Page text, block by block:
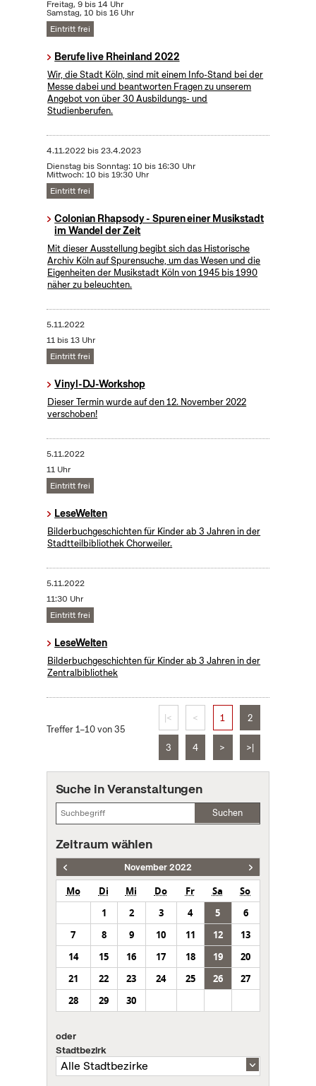
Freitag, 9 bis 14 Uhr
Samstag, 10 bis 16 Uhr
Eintritt frei
Berufe live Rheinland 2022
Wir, die Stadt Köln, sind mit einem Info-Stand bei der
Messe dabei und beantworten Fragen zu unserem
Angebot von über 30 Ausbildungs- und
Studienberufen.
4.11.2022bis23.4.2023
Dienstag bis Sonntag: 10 bis 16:30 Uhr
Mittwoch: 10 bis 19:30 Uhr
Eintritt frei
Colonian Rhapsody - Spuren einer Musikstadt
im Wandel der Zeit
Mit dieser Ausstellung begibt sich das Historische
Archiv Köln auf Spurensuche, um das Wesen und die
Eigenheiten der Musikstadt Köln von 1945 bis 1990
näher zu beleuchten.
5.11.2022
11 bis 13 Uhr
Eintritt frei
Vinyl-DJ-Workshop
Dieser Termin wurde auf den 12. November 2022
verschoben!
5.11.2022
11 Uhr
Eintritt frei
LeseWelten
Bilderbuchgeschichten für Kinder ab 3 Jahren in der
Stadtteilbibliothek Chorweiler.
5.11.2022
11:30 Uhr
Eintritt frei
LeseWelten
Bilderbuchgeschichten für Kinder ab 3 Jahren in der
Zentralbibliothek
Treffer 1–10 von 35
|< < 1 2
3 4 > >|
Suche in Veranstaltungen
Suchen
Zeitraum wählen
November 2022
Mo Di Mi Do Fr Sa
So
1
2 3 4 5
6
7
8 9 10 11 12
13
14
15 16 17 18 19
20
21
22 23 24 25 26
27
28
29 30
oder
Stadtbezirk